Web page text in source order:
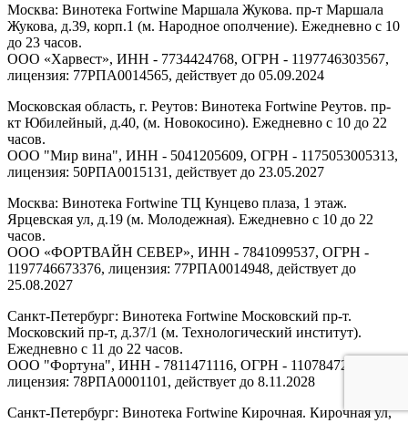
Москва: Винотека Fortwine Маршала Жукова. пр-т Маршала
Жукова, д.39, корп.1 (м. Народное ополчение). Ежедневно с 10
до 23 часов.
ООО «Харвест», ИНН - 7734424768, ОГРН - 1197746303567,
лицензия: 77РПА0014565, действует до 05.09.2024
Московская область, г. Реутов: Винотека Fortwine Реутов. пр-
кт Юбилейный, д.40, (м. Новокосино). Ежедневно с 10 до 22
часов.
ООО "Мир вина", ИНН - 5041205609, ОГРН - 1175053005313,
лицензия: 50РПА0015131, действует до 23.05.2027
Москва: Винотека Fortwine ТЦ Кунцево плаза, 1 этаж.
Ярцевская ул, д.19 (м. Молодежная). Ежедневно с 10 до 22
часов.
ООО «ФОРТВАЙН СЕВЕР», ИНН - 7841099537, ОГРН -
1197746673376, лицензия: 77РПА0014948, действует до
25.08.2027
Санкт-Петербург: Винотека Fortwine Московский пр-т.
Московский пр-т, д.37/1 (м. Технологический институт).
Ежедневно с 11 до 22 часов.
ООО "Фортуна", ИНН - 7811471116, ОГРН - 1107847277438,
лицензия: 78РПА0001101, действует до 8.11.2028
Санкт-Петербург: Винотека Fortwine Кирочная. Кирочная ул,